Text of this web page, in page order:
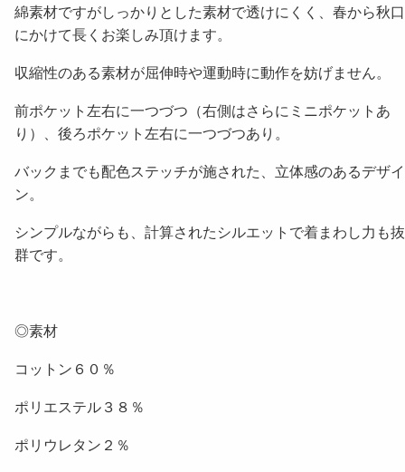
綿素材ですがしっかりとした素材で透けにくく、春から秋口
にかけて長くお楽しみ頂けます。
収縮性のある素材が屈伸時や運動時に動作を妨げません。
前ポケット左右に一つづつ（右側はさらにミニポケットあ
り）、後ろポケット左右に一つづつあり。
バックまでも配色ステッチが施された、立体感のあるデザイ
ン。
シンプルながらも、計算されたシルエットで着まわし力も抜
群です。
◎素材
コットン６０％
ポリエステル３８％
ポリウレタン２％